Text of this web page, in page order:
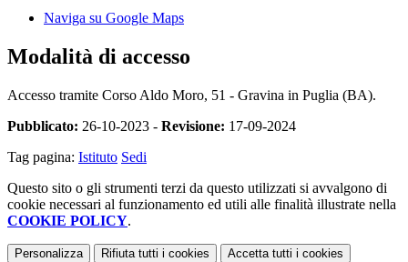
Naviga su Google Maps
Modalità di accesso
Accesso tramite Corso Aldo Moro, 51 - Gravina in Puglia (BA).
Pubblicato: 26-10-2023 - Revisione: 17-09-2024
Tag pagina: Istituto Sedi
Questo sito o gli strumenti terzi da questo utilizzati si avvalgono di
cookie necessari al funzionamento ed utili alle finalità illustrate nella
COOKIE POLICY.
Personalizza Rifiuta tutti i cookies Accetta tutti i cookies